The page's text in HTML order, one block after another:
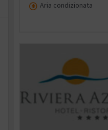
Aria condizionata